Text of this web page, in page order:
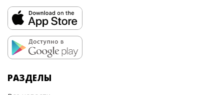
РАЗДЕЛЫ